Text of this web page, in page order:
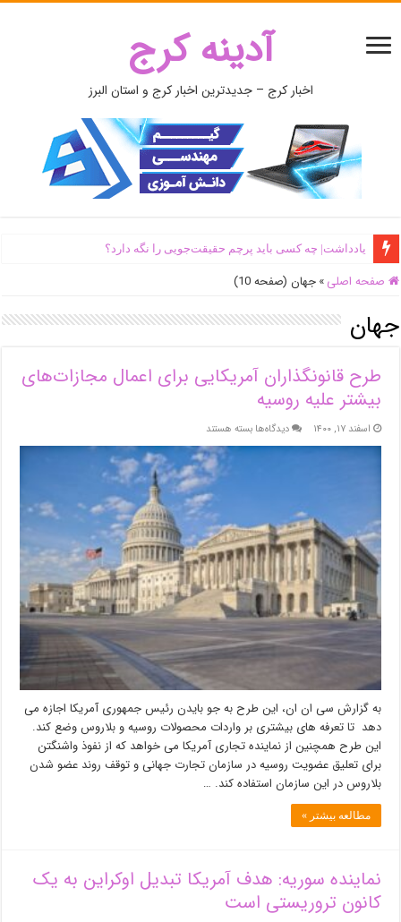
آدینه کرج
اخبار کرج – جدیدترین اخبار کرج و استان البرز
یادداشت| ‌چه کسی باید پرچم حقیقت‌جویی را نگه دارد؟
اَبَر‌ویلای شخص ذی‌نفوذ در حاشیه‌ رود کرج تخریب شد + جزئیات و فیلم
صفحه اصلی » جهان (صفحه 10)
جهان
طرح قانونگذاران آمریکایی برای اعمال مجازات‌های
بیشتر علیه روسیه
اسفند ۱۷, ۱۴۰۰ دیدگاه‌هابرای
طرح
قانونگذاران
آمریکایی
مجازات‌های
بیشتر
علیه
روسیه
بسته هستند
به گزارش سی ان ان، این طرح به جو بایدن رئیس جمهوری آمریکا اجازه می
دهد تا تعرفه های بیشتری بر واردات محصولات روسیه و بلاروس وضع کند.
این طرح همچنین از نماینده تجاری آمریکا می خواهد که از نفوذ واشنگتن
برای تعلیق عضویت روسیه در سازمان تجارت جهانی و توقف روند عضو شدن
بلاروس در این سازمان استفاده کند. …
مطالعه بیشتر »
نماینده سوریه: هدف آمریکا تبدیل اوکراین به یک
کانون تروریستی است